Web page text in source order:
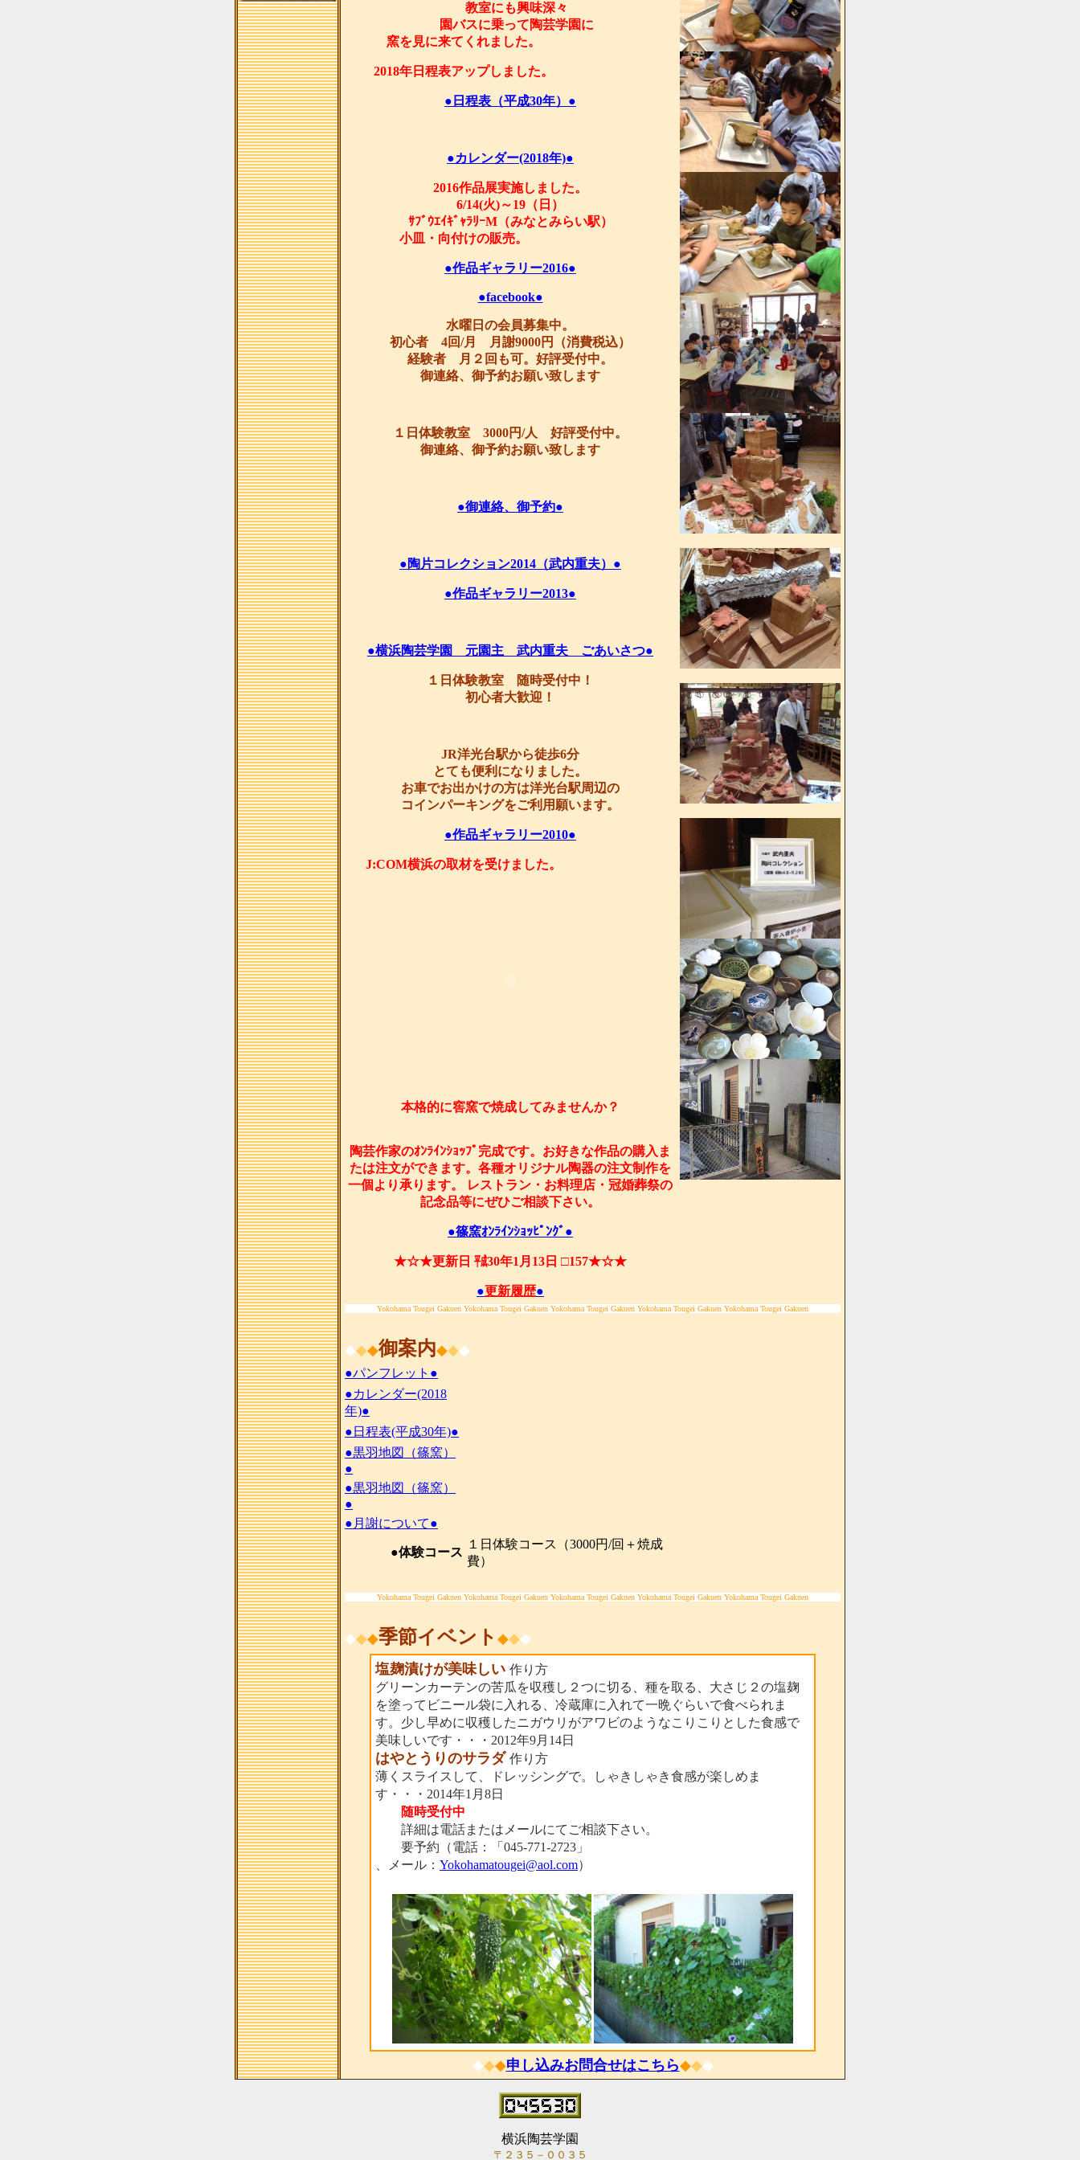
教室にも興味深々
園バスに乗って陶芸学園に
窯を見に来てくれました。
2018年日程表アップしました。
●日程表（平成30年）●
●カレンダー(2018年)●
2016作品展実施しました。
6/14(火)～19（日）
ｻﾌﾞｳｴｲｷﾞｬﾗﾘｰM（みなとみらい駅）
小皿・向付けの販売。
●作品ギャラリー2016●
●facebook●
水曜日の会員募集中。
初心者 4回/月 月謝9000円（消費税込）
経験者 月２回も可。好評受付中。
御連絡、御予約お願い致します
１日体験教室 3000円/人 好評受付中。
御連絡、御予約お願い致します
●御連絡、御予約●
●陶片コレクション2014（武内重夫）●
●作品ギャラリー2013●
●横浜陶芸学園 元園主 武内重夫 ごあいさつ●
１日体験教室 随時受付中！
初心者大歓迎！
JR洋光台駅から徒歩6分
とても便利になりました。
お車でお出かけの方は洋光台駅周辺の
コインパーキングをご利用願います。
●作品ギャラリー2010●
J:COM横浜の取材を受けました。
本格的に窖窯で焼成してみませんか？
陶芸作家のｵﾝﾗｲﾝｼｮｯﾌﾟ完成です。お好きな作品の購入ま
たは注文ができます。各種オリジナル陶器の注文制作を
一個より承ります。 レストラン・お料理店・冠婚葬祭の
記念品等にぜひご相談下さい。
●篠窯ｵﾝﾗｲﾝｼｮｯﾋﾟﾝｸﾞ●
★☆★更新日 ㍻30年1月13日 □157★☆★
●更新履歴●
Yokohama Tougei Gakuen Yokohama Tougei Gakuen Yokohama Tougei Gakuen Yokohama Tougei Gakuen Yokohama Tougei Gakuen
◆◆◆御案内◆◆◆
●パンフレット●
●カレンダー(2018
年)●
●日程表(平成30年)●
●黒羽地図（篠窯）
●
●黒羽地図（篠窯）
●
●月謝について●
●体験コース
１日体験コース（3000円/回＋焼成
費）
Yokohama Tougei Gakuen Yokohama Tougei Gakuen Yokohama Tougei Gakuen Yokohama Tougei Gakuen Yokohama Tougei Gakuen
◆◆◆季節イベント ◆◆◆
塩麹漬けが美味しい 作り方
グリーンカーテンの苦瓜を収穫し２つに切る、種を取る、大さじ２の塩麹
を塗ってビニール袋に入れる、冷蔵庫に入れて一晩ぐらいで食べられま
す。少し早めに収穫したニガウリがアワビのようなこりこりとした食感で
美味しいです・・・2012年9月14日
はやとうりのサラダ 作り方
薄くスライスして、ドレッシングで。しゃきしゃき食感が楽しめま
す・・・2014年1月8日
随時受付中
詳細は電話またはメールにてご相談下さい。
要予約（電話：「045-771-2723」
、メール： Yokohamatougei@aol.com）
◆◆◆申し込みお問合せはこちら◆◆◆
横浜陶芸学園
〒２３５－００３５